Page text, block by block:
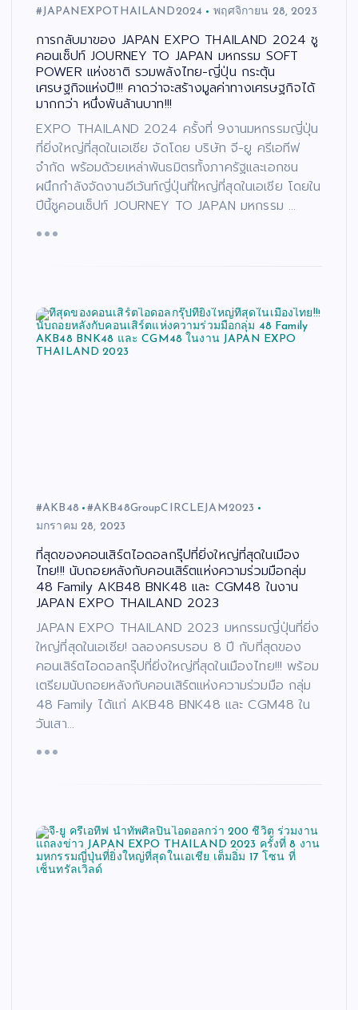
#JAPANEXPOTHAILAND2024
พฤศจิกายน 28, 2023
การกลับมาของ JAPAN EXPO THAILAND 2024 ชู
คอนเซ็ปท์ JOURNEY TO JAPAN มหกรรม SOFT
POWER แห่งชาติ รวมพลังไทย-ญี่ปุ่น กระตุ้น
เศรษฐกิจแห่งปี!!! คาดว่าจะสร้างมูลค่าทางเศรษฐกิจได้
มากกว่า หนึ่งพันล้านบาท!!!
EXPO THAILAND 2024 ครั้งที่ 9งานมหกรรมญี่ปุ่น
ที่ยิ่งใหญ่ที่สุดในเอเชีย จัดโดย บริษัท จี-ยู ครีเอทีฟ
จำกัด พร้อมด้วยเหล่าพันธมิตรทั้งภาครัฐและเอกชน
ผนึกกำลังจัดงานอีเว้นท์ญี่ปุ่นที่ใหญ่ที่สุดในเอเชีย โดยใน
ปีนี้ชูคอนเซ็ปท์ JOURNEY TO JAPAN มหกรรม …
#AKB48
#AKB48GroupCIRCLEJAM2023
มกราคม 28, 2023
ที่สุดของคอนเสิร์ตไอดอลกรุ๊ปที่ยิ่งใหญ่ที่สุดในเมือง
ไทย!!! นับถอยหลังกับคอนเสิร์ตแห่งความร่วมมือกลุ่ม
48 Family AKB48 BNK48 และ CGM48 ในงาน
JAPAN EXPO THAILAND 2023
JAPAN EXPO THAILAND 2023 มหกรรมญี่ปุ่นที่ยิ่ง
ใหญ่ที่สุดในเอเชีย! ฉลองครบรอบ 8 ปี กับที่สุดของ
คอนเสิร์ตไอดอลกรุ๊ปที่ยิ่งใหญ่ที่สุดในเมืองไทย!!! พร้อม
เตรียมนับถอยหลังกับคอนเสิร์ตแห่งความร่วมมือ กลุ่ม
48 Family ได้แก่ AKB48 BNK48 และ CGM48 ใน
วันเสา…